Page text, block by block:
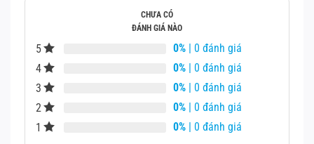
giải trí và sáng tạo nội dung.CHƯA CÓ
ĐÁNH GIÁ NÀO
5 0% | 0 đánh giá
4
0% | 0 đánh giá
3
0% | 0 đánh giá
2
0% | 0 đánh giá
1
0% | 0 đánh giá